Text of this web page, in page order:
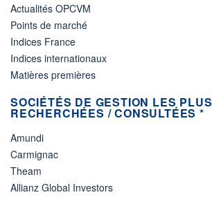
5/7
Actualités OPCVM
Points de marché
Indices France
Indices internationaux
Matières premières
SOCIÉTÉS DE GESTION LES PLUS
RECHERCHÉES / CONSULTÉES *
Amundi
Carmignac
Theam
Allianz Global Investors